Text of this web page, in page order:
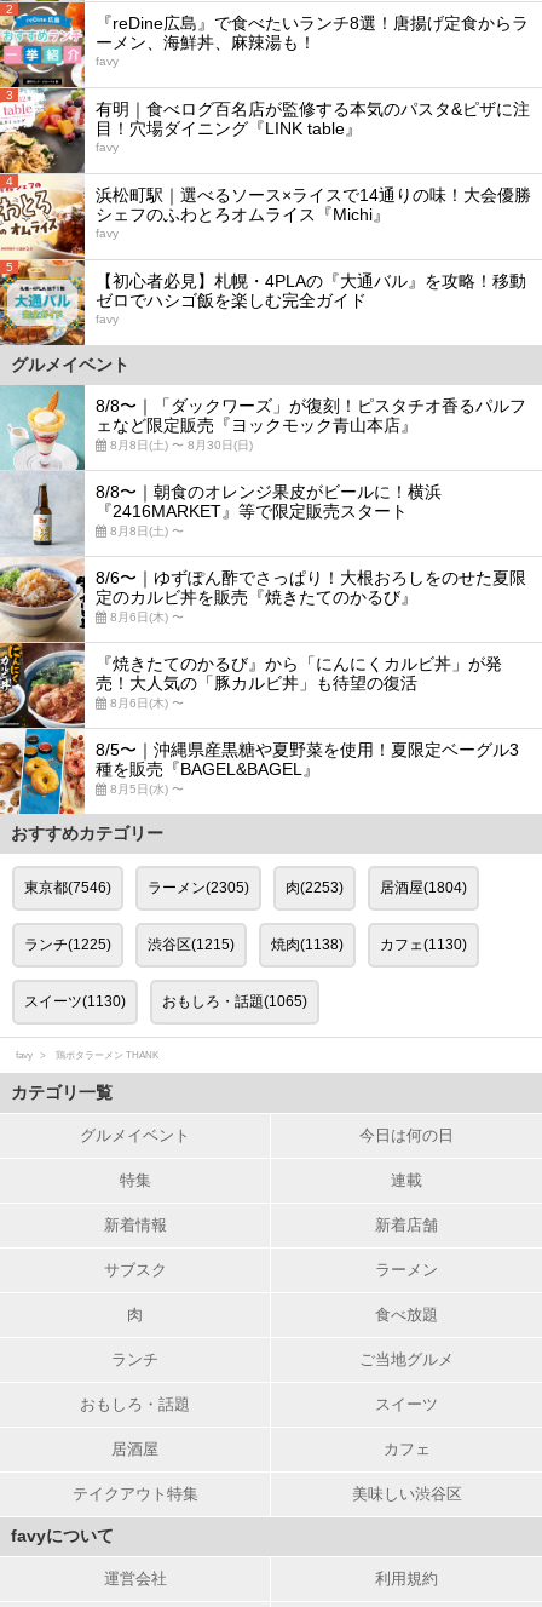
2
『reDine広島』で食べたいランチ8選！唐揚げ定食からラ
ーメン、海鮮丼、麻辣湯も！
favy
3
有明｜食べログ百名店が監修する本気のパスタ&ピザに注
目！穴場ダイニング『LINK table』
favy
4
浜松町駅｜選べるソース×ライスで14通りの味！大会優勝
シェフのふわとろオムライス『Michi』
favy
5
【初心者必見】札幌・4PLAの『大通バル』を攻略！移動
ゼロでハシゴ飯を楽しむ完全ガイド
favy
グルメイベント
8/8〜｜「ダックワーズ」が復刻！ピスタチオ香るパルフ
ェなど限定販売『ヨックモック青山本店』
8月8日(土) 〜 8月30日(日)
8/8〜｜朝食のオレンジ果皮がビールに！横浜
『2416MARKET』等で限定販売スタート
8月8日(土) 〜
8/6〜｜ゆずぽん酢でさっぱり！大根おろしをのせた夏限
定のカルビ丼を販売『焼きたてのかるび』
8月6日(木) 〜
『焼きたてのかるび』から「にんにくカルビ丼」が発
売！大人気の「豚カルビ丼」も待望の復活
8月6日(木) 〜
8/5〜｜沖縄県産黒糖や夏野菜を使用！夏限定ベーグル3
種を販売『BAGEL&BAGEL』
8月5日(水) 〜
おすすめカテゴリー
東京都(7546) ラーメン(2305) 肉(2253) 居酒屋(1804)
ランチ(1225) 渋谷区(1215) 焼肉(1138) カフェ(1130)
スイーツ(1130) おもしろ・話題(1065)
favy 鶏ポタラーメン THANK
カテゴリ一覧
グルメイベント 今日は何の日
特集 連載
新着情報 新着店舗
サブスク ラーメン
肉 食べ放題
ランチ ご当地グルメ
おもしろ・話題 スイーツ
居酒屋 カフェ
テイクアウト特集 美味しい渋谷区
favyについて
運営会社 利用規約